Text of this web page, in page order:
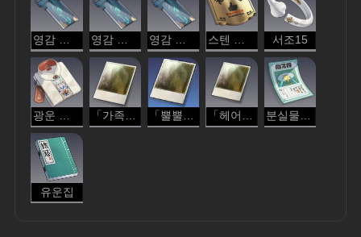
영감 옥조•운율 영감 옥조•함축 영감 옥조•변방 스텐 간판 서조15
광운 의상점 한정판 카라 외투 「가족과 작별하는 먼 길의 여행자」 「뿔뿔이 흩어지는 친구」 「헤어지기 아쉬워하는 연인」 분실물 공고
유운집